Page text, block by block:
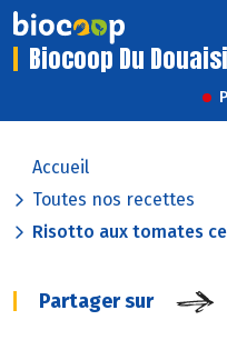
Biocoop Du
Accueil
Toutes nos recettes
Risotto aux tomates
Partager sur